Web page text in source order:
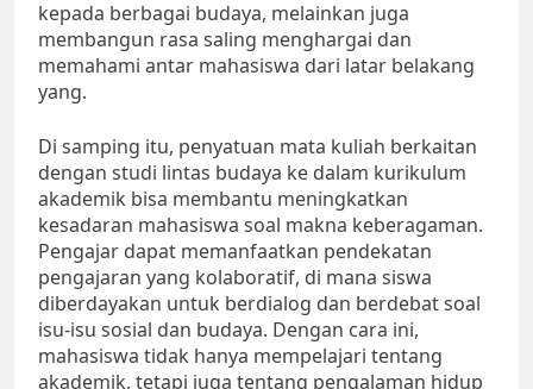
kepada berbagai budaya, melainkan juga
membangun rasa saling menghargai dan
memahami antar mahasiswa dari latar belakang
yang.
Di samping itu, penyatuan mata kuliah berkaitan
dengan studi lintas budaya ke dalam kurikulum
akademik bisa membantu meningkatkan
kesadaran mahasiswa soal makna keberagaman.
Pengajar dapat memanfaatkan pendekatan
pengajaran yang kolaboratif, di mana siswa
diberdayakan untuk berdialog dan berdebat soal
isu-isu sosial dan budaya. Dengan cara ini,
mahasiswa tidak hanya mempelajari tentang
akademik, tetapi juga tentang pengalaman hidup